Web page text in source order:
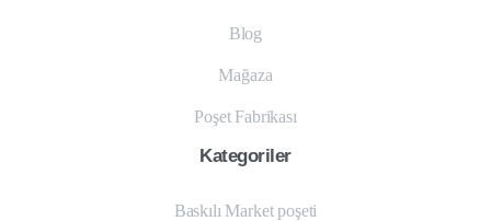
Blog
Mağaza
Poşet Fabrikası
Kategoriler
Baskılı Market poşeti